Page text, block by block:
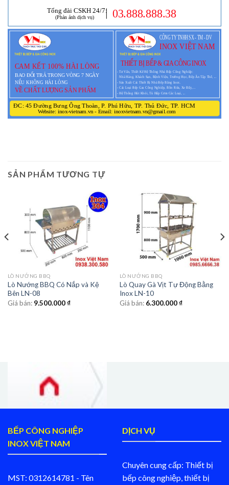
SẢN PHẨM TƯƠNG TỰ
LÒ NƯỚNG BBQ
Lò Nướng BBQ Có Nắp và Kệ
Bên LN-08
Giá bán: 9.500.000₫
LÒ NƯỚNG BBQ
Lò Quay Gà Vịt Tự Động Bằng
Inox LN-10
Giá bán: 6.300.000₫
BẾP CÔNG NGHIỆP
INOX VIỆT NAM
MST: 0312614781 - Tên
DỊCH VỤ
Chuyên cung cấp: Thiết bị
bếp công nghiệp, thiết bị